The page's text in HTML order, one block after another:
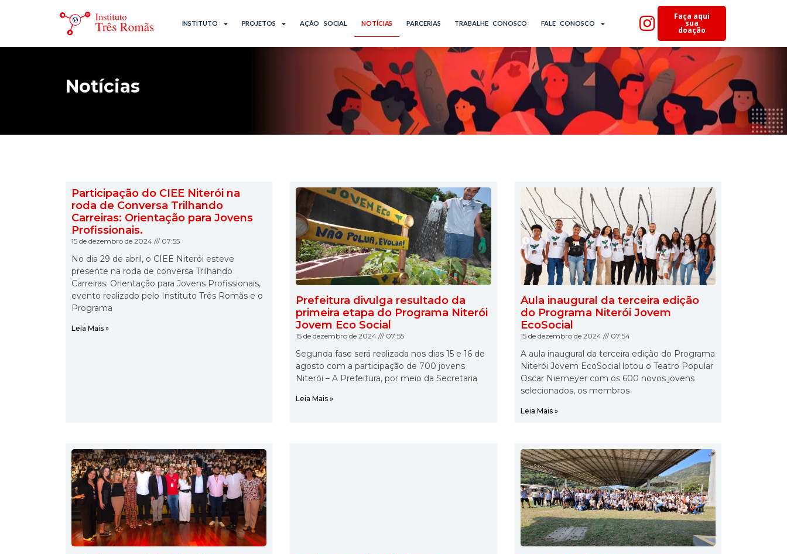
INSTITUTO PROJETOS AÇÃO SOCIAL NOTÍCIAS PARCERIAS TRABALHE CONOSCO FALE CONOSCO
Faça aqui
sua
doação
Notícias
Participação do CIEE Niterói na
roda de Conversa Trilhando
Carreiras: Orientação para Jovens
Profissionais.
15 de dezembro de 2024 07:55
No dia 29 de abril, o CIEE Niterói esteve
presente na roda de conversa Trilhando
Carreiras: Orientação para Jovens Profissionais,
evento realizado pelo Instituto Três Romãs e o
Programa
Leia Mais »
Prefeitura divulga resultado da
primeira etapa do Programa Niterói
Jovem Eco Social
15 de dezembro de 2024 07:55
Segunda fase será realizada nos dias 15 e 16 de
agosto com a participação de 700 jovens
Niterói – A Prefeitura, por meio da Secretaria
Leia Mais »
Aula inaugural da terceira edição
do Programa Niterói Jovem
EcoSocial
15 de dezembro de 2024 07:54
A aula inaugural da terceira edição do Programa
Niterói Jovem EcoSocial lotou o Teatro Popular
Oscar Niemeyer com os 600 novos jovens
selecionados, os membros
Leia Mais »